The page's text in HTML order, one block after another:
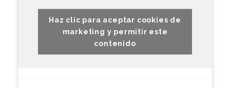
Haz clic para aceptar cookies de
marketing y permitir este
contenido